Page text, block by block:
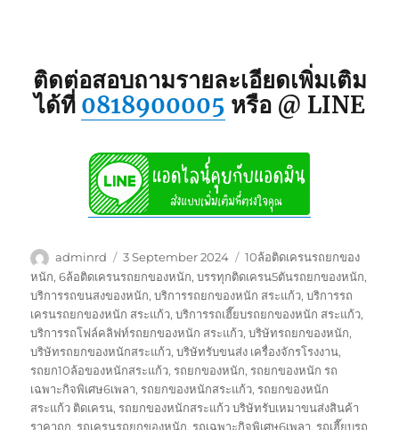
ติดต่อสอบถามรายละเอียดเพิ่มเติม
ได้ที่ 0818900005 หรือ @ LINE
Author
adminrd
Posted
on
3 September 2024 Tags
10ล้อติดเครนรถยกของ
หนัก,6ล้อติดเครนรถยกของหนัก,บรรทุกติดเครน5ตันรถยกของหนัก,
บริการรถขนสงของหนัก,บริการรถยกของหนัก สระแก้ว,บริการรถ
เครนรถยกของหนัก สระแก้ว,บริการรถเฮี๊ยบรถยกของหนัก สระแก้ว,
บริการรถโฟล์คลิฟท์รถยกของหนัก สระแก้ว,บริษัทรถยกของหนัก,
บริษัทรถยกของหนักสระแก้ว,บริษัทรับขนส่ง เครื่องจักรโรงงาน,
รถยก10ล้อของหนักสระแก้ว,รถยกของหนัก,รถยกของหนัก รถ
เฉพาะกิจพิเศษ6เพลา,รถยกของหนักสระแก้ว,รถยกของหนัก
สระแก้ว ติดเครน,รถยกของหนักสระแก้ว บริษัทรับเหมาขนส่งสินค้า
ราคาถูก,รถเครนรถยกของหนัก,รถเฉพาะกิจพิเศษ6เพลา,รถเฮี๊ยบรถ